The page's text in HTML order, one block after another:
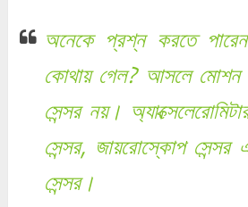
অনেকে প্রশ্ন করতে
কোথায় গেল? আসলে
সেন্সর নয়।
সেন্সর, জায়রোস্কোপ
সেন্সর।